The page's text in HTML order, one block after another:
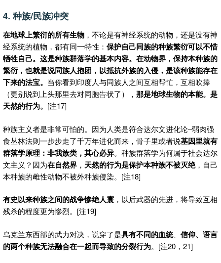
4. 种族/民族冲突
在地球上繁衍的所有生物 ，不论是有神经系统的动物，还是没有神
经系统的植物，都有同一特性： 保护自己同族的种族繁衍可以不惜
牺牲自己。这是种族群落学的基本内容。在动物界，保持本种族的
繁衍，也就是说同族人抱团，以抵抗外族的入侵，是该种族能存在
下来的法宝。 当你看到印度人与同族人之间互相帮忙，互相吹捧
（更别说到上头那里去对同胞告状了）， 那是地球生物的本能。是
天然的行为。 [注17]
种族主义者是非常可怕的。因为人类是符合达尔文进化论–弱肉强
食丛林法则一步步走了千万年进化而来，骨子里或者说基因里就有
群落学原理：非我族类，其心必异。种族群落学为何属于社会达尔
文主义？因为在自然界 ， 天然的行为是保护本种族不被灭绝，自己
本种族的雌性动物不被外种族侵染。[注18]
有史以来种族之间的战争惨绝人寰 ，以后武器的先进，将导致互相
残杀的程度更为惨烈。[注19]
乌克兰东西部的武力对决，说穿了是具有不同的血统、 信仰、语言
的两个种族无法融合在一起而导致的分裂行为。[注20，21]